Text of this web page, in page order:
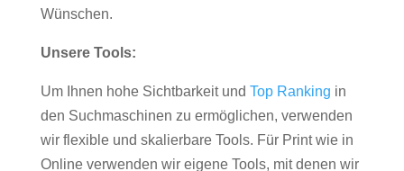
Wünschen.
Unsere Tools:
Um Ihnen hohe Sichtbarkeit und Top Ranking in
den Suchmaschinen zu ermöglichen, verwenden
wir flexible und skalierbare Tools. Für Print wie in
Online verwenden wir eigene Tools, mit denen wir